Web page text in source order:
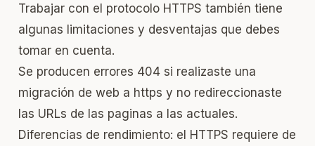
Trabajar con el protocolo HTTPS también tiene
algunas limitaciones y desventajas que debes
tomar en cuenta.
Se producen errores 404 si realizaste una
migración de web a https y no redireccionaste
las URLs de las paginas a las actuales.
Diferencias de rendimiento: el HTTPS requiere de